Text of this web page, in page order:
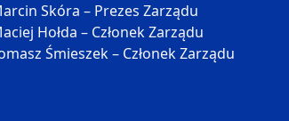
Skóra – Prezes Zarządu
Hołda – Członek Zarządu
Śmieszek – Członek Zarządu